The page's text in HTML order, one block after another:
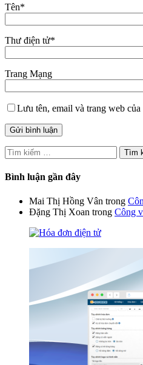
Tên*
Thư điện tử*
Trang Mạng
Lưu tên, email và trang web
Tìm
kiếm
cho:
Bình luận gần đây
Mai Thị Hồng Vân trong
Đặng Thị Xoan trong Công